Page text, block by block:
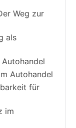
Weg zur
als
Autohandel
für
im